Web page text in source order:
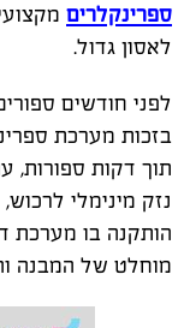
ספרינקלרים
לאסון גדול.
לפני חודשים
בזכות מערכת
תוך דקות ספורות,
נזק מינימלי
הותקנה בו מערכת
מוחלט של המבנה